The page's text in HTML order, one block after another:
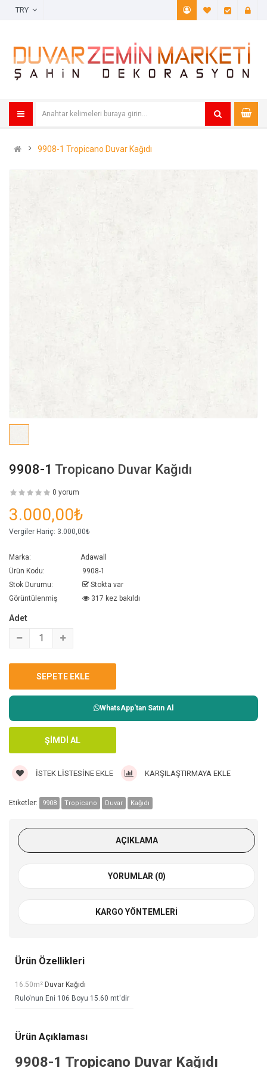
A. Listem
9908-1 Tropicano Duvar Kağıdı
9908-1 Tropicano Duvar Kağıdı
0 yorum
3.000,00₺
Vergiler Hariç: 3.000,00₺
Marka:
Adawall
Ürün Kodu:
9908-1
Stok Durumu:
Stokta var
Görüntülenmiş
317 kez bakıldı
Adet
WhatsApp'tan Satın Al
İSTEK LISTESINE EKLE KARŞILAŞTIRMAYA EKLE
Etiketler: 9908 Tropicano Duvar Kağıdı
AÇIKLAMA
YORUMLAR (0)
KARGO YÖNTEMLERI
Ürün Özellikleri
16.50m² Duvar Kağıdı
Rulo'nun Eni 106 Boyu 15.60 mt'dir
Ürün Açıklaması
9908-1 Tropicano Duvar Kağıdı